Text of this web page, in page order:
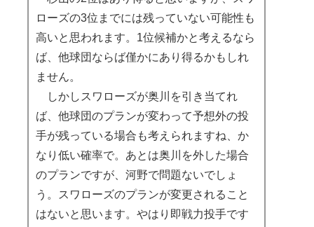
ローズの3位までには残っていない可能性も
高いと思われます。1位候補かと考えるなら
ば、他球団ならば僅かにあり得るかもしれ
ません。
しかしスワローズが奥川を引き当てれ
ば、他球団のプランが変わって予想外の投
手が残っている場合も考えられますね、か
なり低い確率で。あとは奥川を外した場合
のプランですが、河野で問題ないでしょ
う。スワローズのプランが変更されること
はないと思います。やはり即戦力投手です